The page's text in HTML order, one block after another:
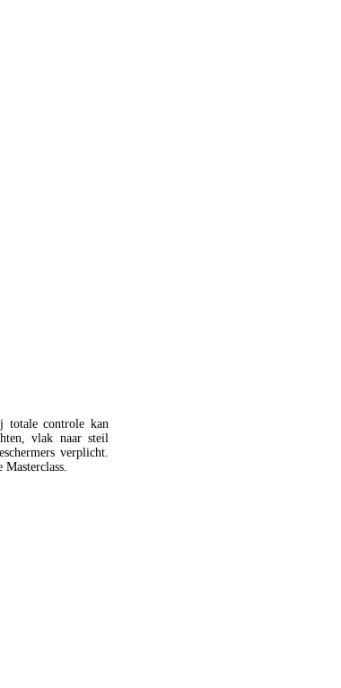
totale controle kan
vlak naar steil
verplicht.